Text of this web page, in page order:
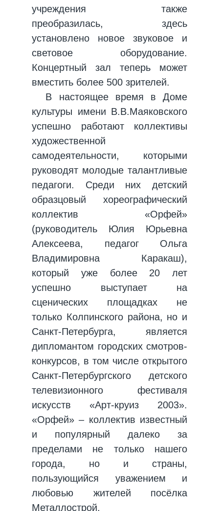
учреждения также
преобразилась, здесь
установлено новое звуковое и
световое оборудование.
Концертный зал теперь может
вместить более 500 зрителей.
В настоящее время в Доме
культуры имени В.В.Маяковского
успешно работают коллективы
художественной
самодеятельности, которыми
руководят молодые талантливые
педагоги. Среди них детский
образцовый хореографический
коллектив «Орфей»
(руководитель Юлия Юрьевна
Алексеева, педагог Ольга
Владимировна Каракаш),
который уже более 20 лет
успешно выступает на
сценических площадках не
только Колпинского района, но и
Санкт-Петербурга, является
дипломантом городских смотров-
конкурсов, в том числе открытого
Санкт-Петербургского детского
телевизионного фестиваля
искусств «Арт-круиз 2003».
«Орфей» – коллектив известный
и популярный далеко за
пределами не только нашего
города, но и страны,
пользующийся уважением и
любовью жителей посёлка
Металлострой.